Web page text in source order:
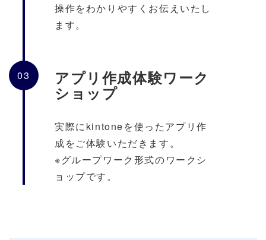
操作をわかりやすくお伝えいたし
ます。
03 アプリ作成体験ワーク
ショップ
実際にkintoneを使ったアプリ作
成をご体験いただきます。
※グループワーク形式のワークシ
ョップです。